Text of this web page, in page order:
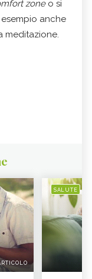
zone o si
anche
meditazione.
SALUTE